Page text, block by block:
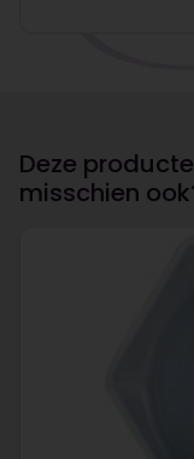
Deze
misschien